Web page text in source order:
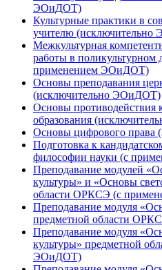
ЭОиДОТ)
Культурные практики в
учителю
Межкультурная
работы в поликультурном
применением ЭОиДОТ)
Основы преподавания
(исключительно ЭОиДОТ)
Основы противодействия
образования
Основы цифрового
Подготовка к
философии науки (с
Преподавание модулей
культуры» и «Основы
области ОРКСЭ (с
Преподавание модуля
предметной области
Преподавание модуля
культуры» предметной
ЭОиДОТ)